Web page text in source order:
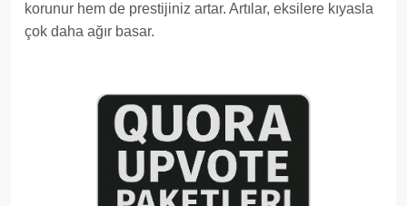
korunur hem de prestijiniz artar. Artılar, eksilere kıyasla
çok daha ağır basar.